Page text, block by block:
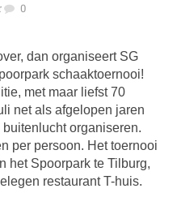
0
dan organiseert SG
schaaktoernooi!
met maar liefst 70
net als afgelopen jaren
organiseren.
per persoon. Het toernooi
het Spoorpark te Tilburg,
restaurant T-huis.